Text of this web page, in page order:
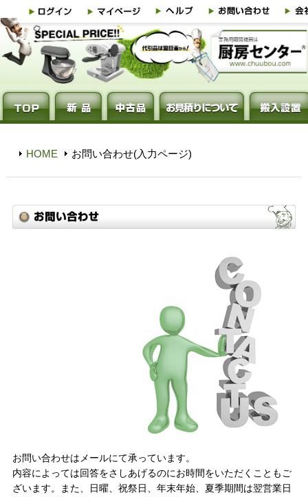
HOME お問い合わせ(入力ページ)
お問い合わせはメールにて承っています。
内容によっては回答をさしあげるのにお時間をいただくこともご
ざいます。また、日曜、祝祭日、年末年始、夏季期間は翌営業日